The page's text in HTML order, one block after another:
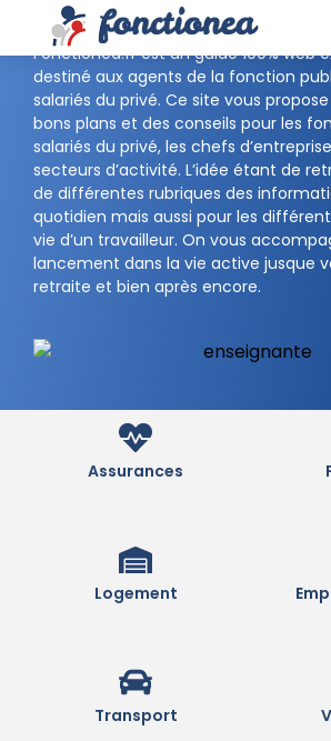
FONCTIONEA
Fonctionea.fr est un guide 100% web
destiné aux agents de la fonction
salariés du privé. Ce site vous
bons plans et des conseils pour les
salariés du privé, les chefs
secteurs d’activité. L’idée étant de
de différentes rubriques des
quotidien mais aussi pour les
vie d’un travailleur. On vous
lancement dans la vie active jusque
retraite et bien après encore.
Assurances
Logement
Transport